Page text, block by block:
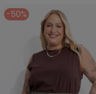
-50%